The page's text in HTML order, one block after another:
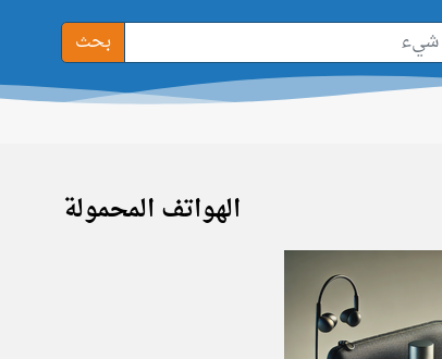
بحث
الهواتف المحمولة